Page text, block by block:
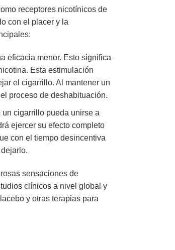
receptores nicotínicos de
con el placer y la
eficacia menor. Esto significa
Esta estimulación
el cigarrillo. Al mantener un
proceso de deshabituación.
cigarrillo pueda unirse a
ejercer su efecto completo
con el tiempo desincentiva
sensaciones de
clínicos a nivel global y
y otras terapias para